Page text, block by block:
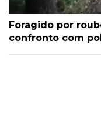
Foragido por
confronto com